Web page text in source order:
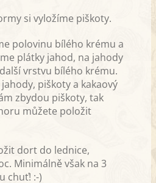
si vyložíme piškoty.
polovinu bílého krému a
plátky jahod, na jahody
vrstvu bílého krému.
piškoty a kakaový
zbydou piškoty, tak
můžete položit
dort do lednice,
Minimálně však na 3
chuť! :-)